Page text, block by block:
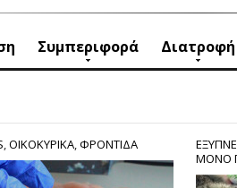
Συμπεριφορά Διατροφή
,ΟΙΚΟΚΥΡΙΚΑ,ΦΡΟΝΤΙΔΑ
ΜΟΝΟ